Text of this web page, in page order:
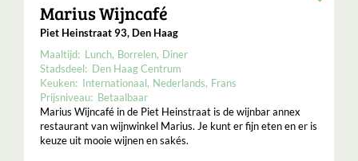
Marius Wijncafé
Piet Heinstraat 93, Den Haag
Maaltijd: Lunch Borrelen Diner
Stadsdeel: Den Haag Centrum
Keuken: Internationaal Nederlands Frans
Prijsniveau: Betaalbaar
Marius Wijncafé in de Piet Heinstraat is de wijnbar annex
restaurant van wijnwinkel Marius. Je kunt er fijn eten en er is
keuze uit mooie wijnen en sakés.